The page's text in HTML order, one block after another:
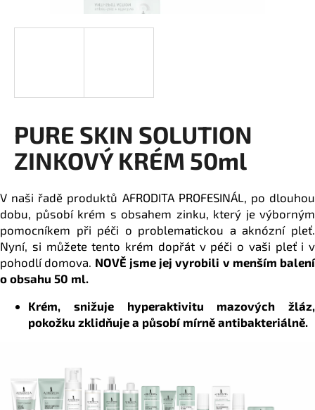
PURE SKIN SOLUTION
ZINKOVÝ KRÉM 50ml
V naši řadě produktů AFRODITA PROFESINÁL, po dlouhou
dobu, působí krém s obsahem zinku, který je výborným
pomocníkem při péči o problematickou a aknózní pleť.
Nyní, si můžete tento krém dopřát v péči o vaši pleť i v
pohodlí domova. NOVĚ jsme jej vyrobili v menším balení
o obsahu 50 ml.
Krém, snižuje hyperaktivitu mazových žláz,
pokožku zklidňuje a působí mírně antibakteriálně.
HLEDAT
D
o
p
o
r
u
m
e